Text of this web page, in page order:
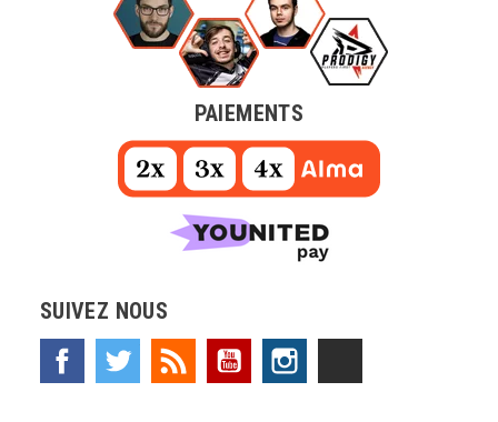
PAIEMENTS
SUIVEZ NOUS
Facebook Twitter Rss YouTube